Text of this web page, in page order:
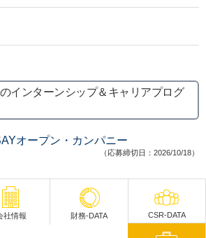
インターンシップ＆キャリアプログ
オープン・カンパニー
（応募締切日：2026/10/18）
社情報 財務-DATA CSR-DATA